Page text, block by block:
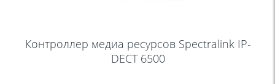
Контроллер медиа ресурсов Spectralink IP-
DECT 6500